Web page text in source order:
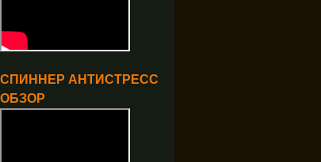
СПИННЕР АНТИСТРЕСС
ОБЗОР